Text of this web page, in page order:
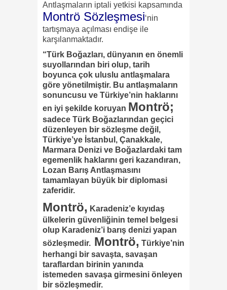
Antlaşmaların iptali yetkisi kapsamında
Montrö Sözleşmesi‘nin
tartışmaya açılması endişe ile
karşılanmaktadır.
“Türk Boğazları, dünyanın en önemli
suyollarından biri olup, tarih
boyunca çok uluslu antlaşmalara
göre yönetilmiştir. Bu antlaşmaların
sonuncusu ve Türkiye’nin haklarını
en iyi şekilde koruyan Montrö;
sadece Türk Boğazlarından geçici
düzenleyen bir sözleşme değil,
Türkiye’ye İstanbul, Çanakkale,
Marmara Denizi ve Boğazlardaki tam
egemenlik haklarını geri kazandıran,
Lozan Barış Antlaşmasını
tamamlayan büyük bir diplomasi
zaferidir.
Montrö, Karadeniz’e kıyıdaş
ülkelerin güvenliğinin temel belgesi
olup Karadeniz’i barış denizi yapan
sözleşmedir. Montrö, Türkiye’nin
herhangi bir savaşta, savaşan
taraflardan birinin yanında
istemeden savaşa girmesini önleyen
bir sözleşmedir.